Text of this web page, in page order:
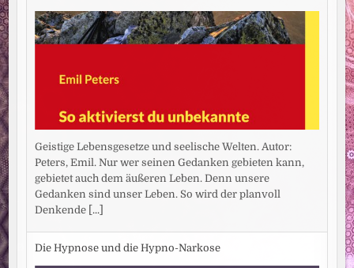
Geistige Lebensgesetze und seelische Welten. Autor:
Peters, Emil. Nur wer seinen Gedanken gebieten kann,
gebietet auch dem äußeren Leben. Denn unsere
Gedanken sind unser Leben. So wird der planvoll
Denkende [...]
Die Hypnose und die Hypno-Narkose